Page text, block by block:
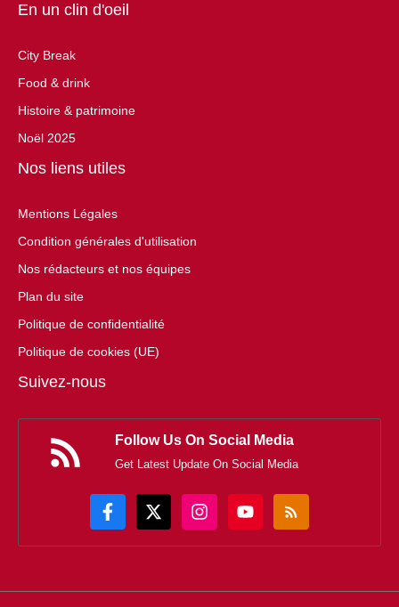
En un clin d'oeil
City Break
Food & drink
Histoire & patrimoine
Noël 2025
Nos liens utiles
Mentions Légales
Condition générales d'utilisation
Nos rédacteurs et nos équipes
Plan du site
Politique de confidentialité
Politique de cookies (UE)
Suivez-nous
Follow Us On Social Media
Get Latest Update On Social Media